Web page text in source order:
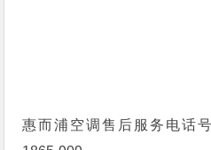
惠而浦空调售后服务电话